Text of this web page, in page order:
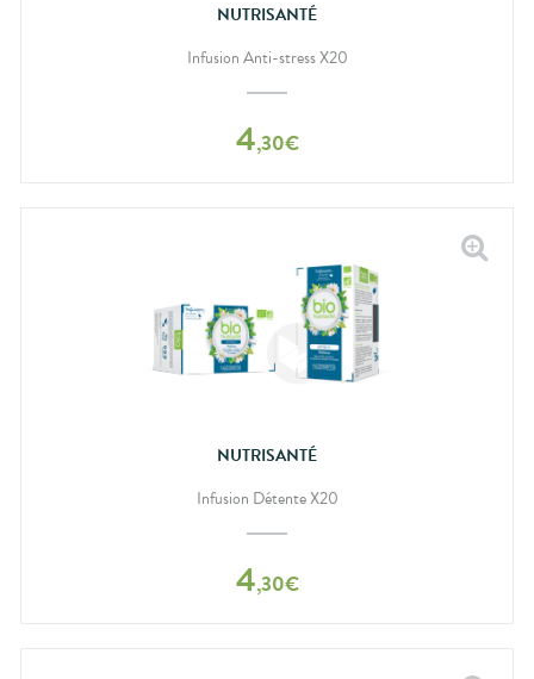
NUTRISANTÉ
Infusion Anti-stress X20
4,30€
NUTRISANTÉ
Infusion Détente X20
4,30€